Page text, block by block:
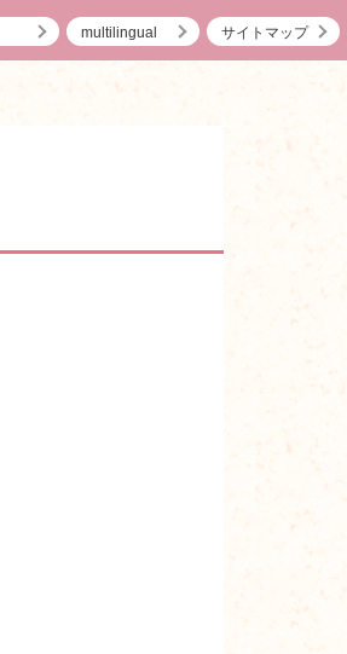
multilingual サイトマップ